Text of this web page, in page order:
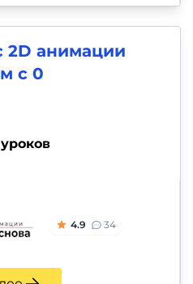
2D анимации
с 0
4.9 34